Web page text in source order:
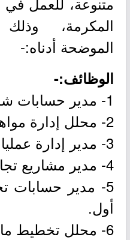
المكرمة،
الموضحة أدناه:-
الوظائف:-
1- مدير حسابات شركات أول.
2- محلل إدارة مواهب.
3- مدير إدارة عمليات أعمال.
4- مدير مشاريع تجارية.
5- مدير حسابات
أول.
6- محلل تخطيط مالي.